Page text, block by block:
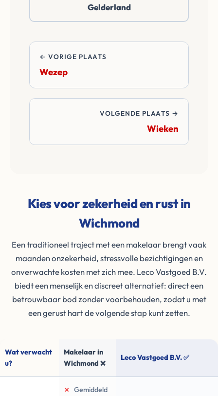
overdrachtskosten
en notariskosten van
Gelderland
← VORIGE PLAATS
Wezep
VOLGENDE PLAATS →
Wieken
Kies voor zekerheid en rust in
Wichmond
Een traditioneel traject met een makelaar brengt vaak
maanden onzekerheid, stressvolle bezichtigingen en
onverwachte kosten met zich mee. Leco Vastgoed B.V.
biedt een menselijk en discreet alternatief: direct een
betrouwbaar bod zonder voorbehouden, zodat u met
een gerust hart de volgende stap kunt zetten.
Wat verwacht
u?
Makelaar in
Wichmond ❌
Leco Vastgoed B.V. ✅
✗
Gemiddeld